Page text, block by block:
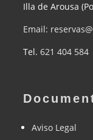
Illa de Arousa
Email:
Tel. 621 404 584
Aviso Legal